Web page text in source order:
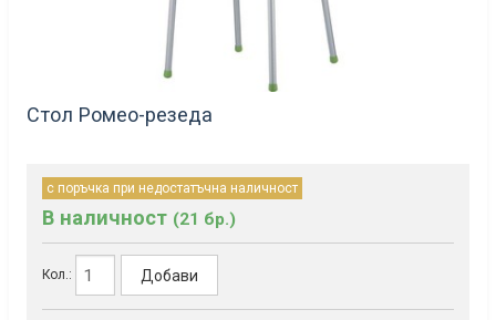
Стол Ромео-резеда
с поръчка при недостатъчна наличност
В наличност (21 бр.)
Кол.: Добави